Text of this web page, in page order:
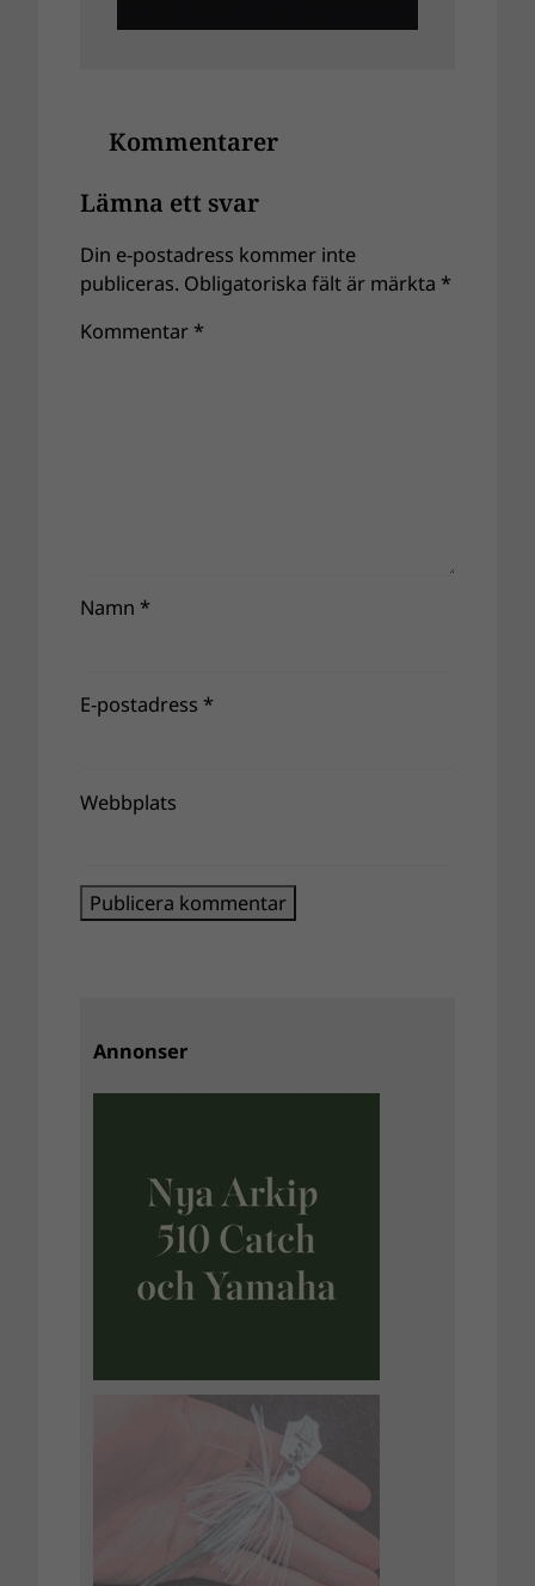
Kommentarer
Lämna ett svar
Din e-postadress kommer inte
publiceras. Obligatoriska fält är märkta *
Kommentar *
Namn *
E-postadress *
Webbplats
Annonser